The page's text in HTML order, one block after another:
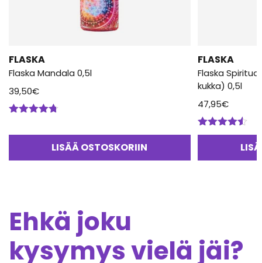
FLASKA
Flaska Mandala 0,5l
39,50€
LISÄÄ OSTOSKORIIN
FLASKA
Flaska
kukka) 0,5l
47,95€
Arvostelu
Ehkä joku
kysymys vielä jäi?